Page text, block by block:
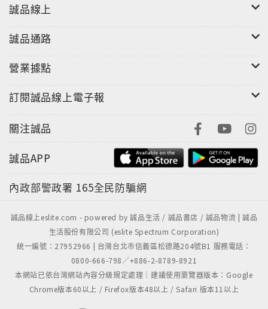
誠品線上
誠品通路
營業據點
訂閱誠品線上電子報
關注誠品
誠品APP
內政部警政署 165全民防騙網
誠品線上eslite.com - powered by 誠品生活 / 誠品書店 / 誠品物流 | 誠品
生活股份有限公司 (eslite Spectrum Corporation)
統一編號：27952966 | 台灣台北市信義區松德路204號B1 服務電話：
0800-666-798／+886-2-8789-8921
本網站已依台灣網站內容分級規定處理｜建議使用瀏覽器版本：Google
Chrome版本60以上 / Firefox版本48以上 / Safari 版本11以上